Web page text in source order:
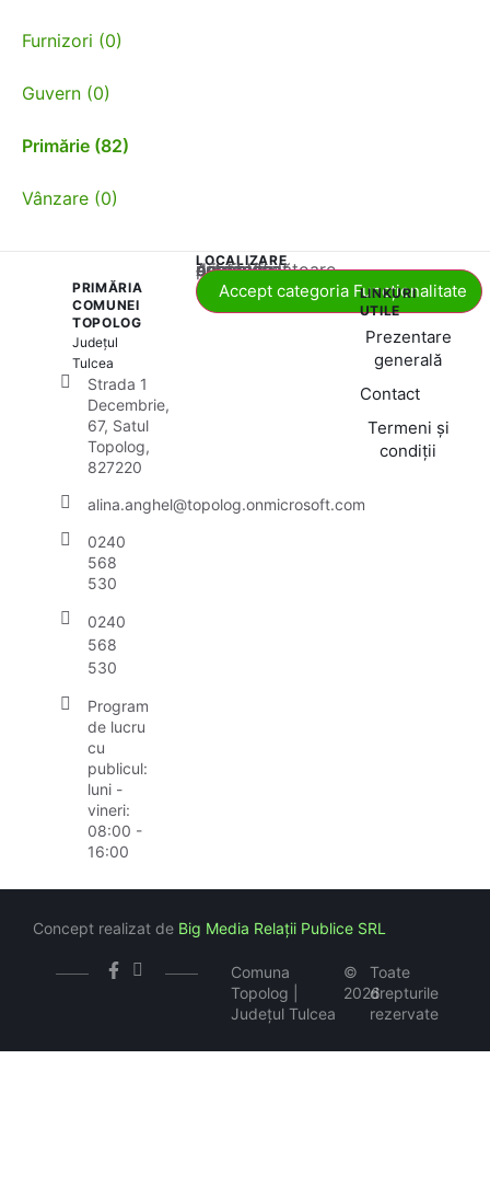
Furnizori (0)
Guvern (0)
Primărie (82)
Vânzare (0)
PRIMĂRIA
COMUNEI
TOPOLOG
Județul
Tulcea
Strada 1
Decembrie,
67, Satul
Topolog,
827220
alina.anghel@topolog.onmicrosoft.com
0240
568
530
0240
568
530
Program
de lucru
cu
publicul:
luni -
vineri:
08:00 -
16:00
LOCALIZARE
Acest conținut este blocat până când acceptați categoria corespunzătoare de cookie-uri.
Accept categoria Funcționalitate
LINKURI
UTILE
Prezentare
generală
Contact
Termeni și
condiții
Comuna
Topolog |
Județul Tulcea
©
2026
Toate
drepturile
rezervate
Concept realizat de Big Media Relații Publice SRL